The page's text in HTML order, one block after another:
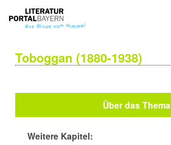
Toboggan (1880-1938)
Über das Thema
Weitere Kapitel: